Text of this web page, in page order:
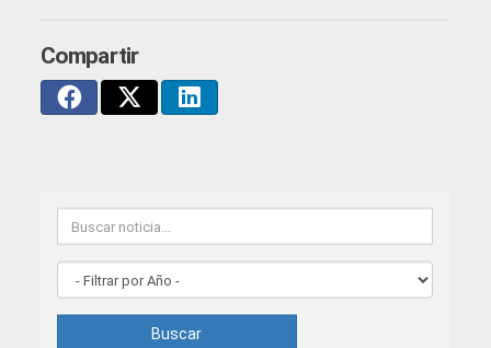
Buscar
Compartir